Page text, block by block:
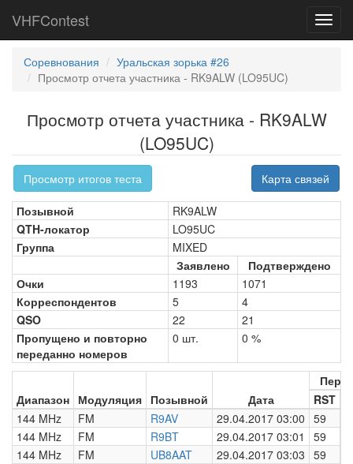
VHFContest
Соревнования
Уральская зорька #26
Просмотр отчета участника - RK9ALW (LO95UC)
Просмотр отчета участника - RK9ALW
(LO95UC)
Просмотр итогов теста Карта связей
Позывной
RK9ALW
QTH-локатор
LO95UC
Группа
MIXED
Заявлено
Подтверждено
Очки
1193
1071
Корреспондентов
5
4
QSO
22
21
Пропущено и повторно
переданно номеров
0 шт. 0 %
Диапазон Модуляция Позывной Дата
RST
144 MHz
FM R9AV 29.04.2017 03:00 59
144 MHz
FM R9BT 29.04.2017 03:01 59
144 MHz
FM UB8AAT 29.04.2017 03:03 59